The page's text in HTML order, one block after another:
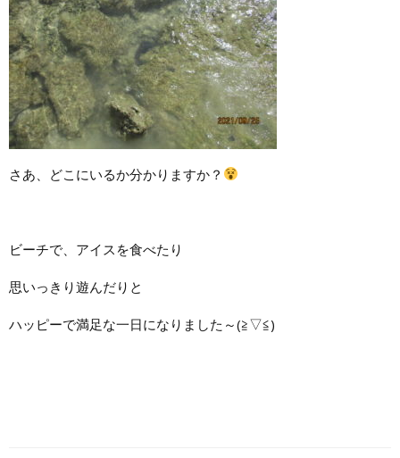
さあ、どこにいるか分かりますか？
ビーチで、アイスを食べたり
思いっきり遊んだりと
ハッピーで満足な一日になりました～(≧▽≦)